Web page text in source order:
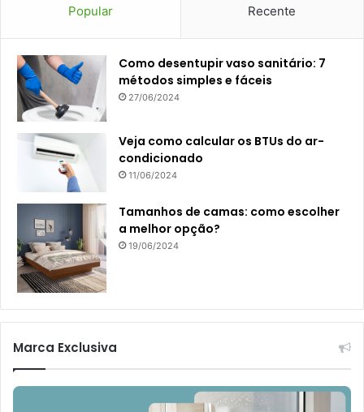
Popular Recente
Como desentupir vaso sanitário: 7
métodos simples e fáceis
27/06/2024
Veja como calcular os BTUs do ar-
condicionado
11/06/2024
Tamanhos de camas: como escolher
a melhor opção?
19/06/2024
Marca Exclusiva